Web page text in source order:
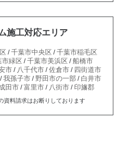
施工対応エリア
千葉市中央区
千葉市稲毛区
市緑区 千葉市美浜区
船橋市
市 八千代市 佐倉市
四街道市
我孫子市 野田市の一部
白井市
田市 富里市 八街市 印旛郡
資料請求はお断りしております